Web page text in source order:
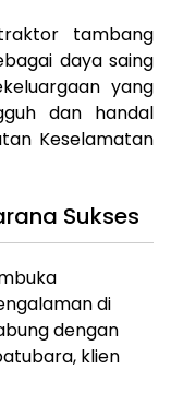
tambang
daya saing
yang
dan handal
Keselamatan
Sukses
di
dengan
klien